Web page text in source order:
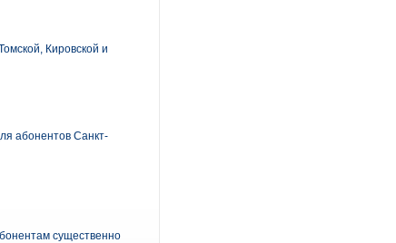
Кировской и
абонентов Санкт-
существенно